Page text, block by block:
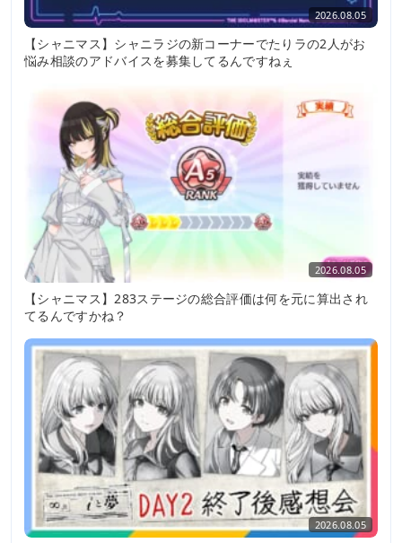
2026.08.05
【シャニマス】シャニラジの新コーナーでたりラの2人がお
悩み相談のアドバイスを募集してるんですねぇ
2026.08.05
【シャニマス】283ステージの総合評価は何を元に算出され
てるんですかね？
2026.08.05